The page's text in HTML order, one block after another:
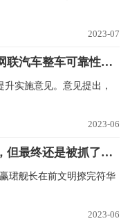
2023-07
五部门：促进新能源汽车和智能网联汽车整车可靠性水平提升|报资讯
实施意见。意见提出，
2023-06
当崩坏结束后舰长却玩起了消失，但最终还是被抓了回去
珺舰长在前文明撩完符华
2023-06